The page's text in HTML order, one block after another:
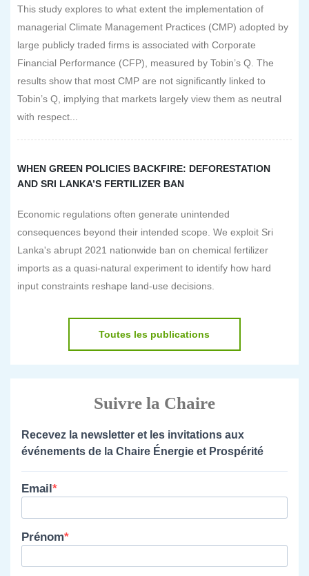
This study explores to what extent the implementation of
managerial Climate Management Practices (CMP) adopted by
large publicly traded firms is associated with Corporate
Financial Performance (CFP), measured by Tobin’s Q. The
results show that most CMP are not significantly linked to
Tobin’s Q, implying that markets largely view them as neutral
with respect...
WHEN GREEN POLICIES BACKFIRE: DEFORESTATION
AND SRI LANKA’S FERTILIZER BAN
Economic regulations often generate unintended
consequences beyond their intended scope. We exploit Sri
Lanka's abrupt 2021 nationwide ban on chemical fertilizer
imports as a quasi-natural experiment to identify how hard
input constraints reshape land-use decisions.
Toutes les publications
Suivre la Chaire
Recevez la newsletter et les invitations aux
événements de la Chaire Énergie et Prospérité
Email
Prénom